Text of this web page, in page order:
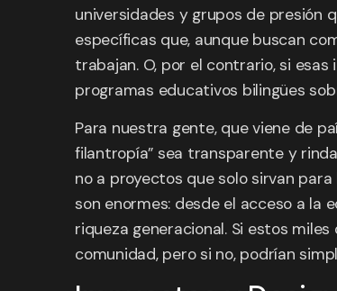
universidades y grupos de presión
específicas que, aunque buscan
trabajan. O, por el contrario, si
programas educativos bilingües
Para nuestra gente, que viene de
filantropía” sea transparente y
no a proyectos que solo sirvan
son enormes: desde el acceso a la
riqueza generacional. Si estos
comunidad, pero si no, podrían